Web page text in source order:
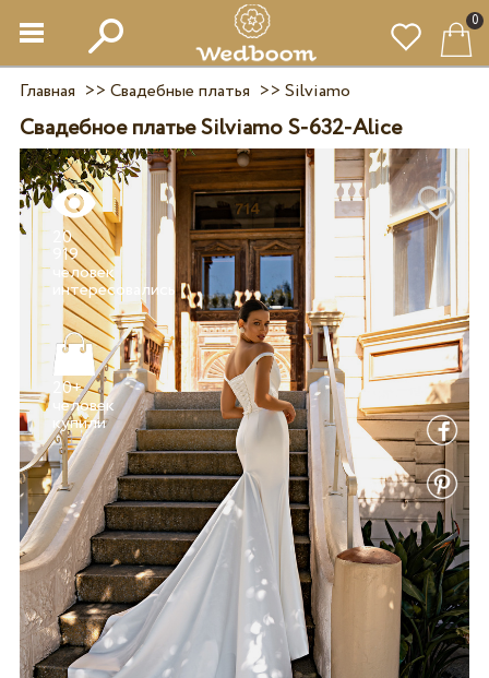
0
Главная >> Свадебные платья >> Silviamo
Свадебное платье Silviamo S-632-Alice
20
919
человек
интересовались
20+
человек
купили